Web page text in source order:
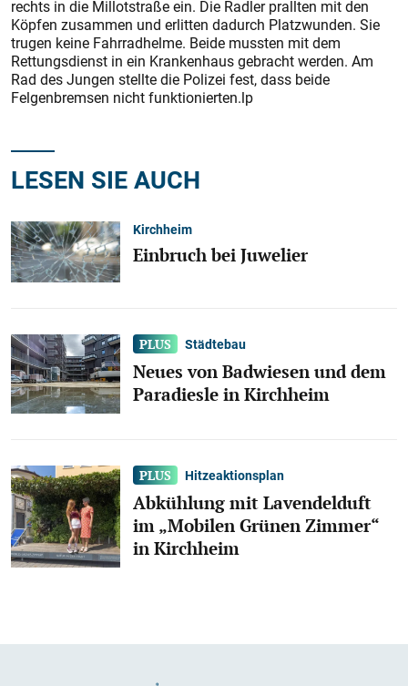
rechts in die Millotstraße ein. Die Radler prallten mit den
Köpfen zusammen und erlitten dadurch Platzwunden. Sie
trugen keine Fahrradhelme. Beide mussten mit dem
Rettungsdienst in ein Krankenhaus gebracht werden. Am
Rad des Jungen stellte die Polizei fest, dass beide
Felgenbremsen nicht funktionierten.lp
LESEN SIE AUCH
Kirchheim
Einbruch bei Juwelier
Städtebau
Neues von Badwiesen und dem
Paradiesle in Kirchheim
Hitzeaktionsplan
Abkühlung mit Lavendelduft
im „Mobilen Grünen Zimmer“
in Kirchheim